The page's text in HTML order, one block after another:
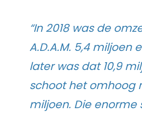
“In 2018 was de
A.D.A.M. 5,4 miljoen
later was dat 10,9
schoot het omhoog
miljoen. Die enorme